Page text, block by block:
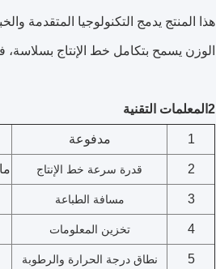
هذا المنتج يدمج التكنولوجيا المتقدمة
الوزن يسمح بتكامل خط الإنتاج
2المعلمات التقنية
1 مدفوعة
2 قدرة سرعة خط الإنتاج ما يصل
3 مسافة الطباعة
4 تخزين المعلومات
5 نطاق درجة الحرارة والرطوبة